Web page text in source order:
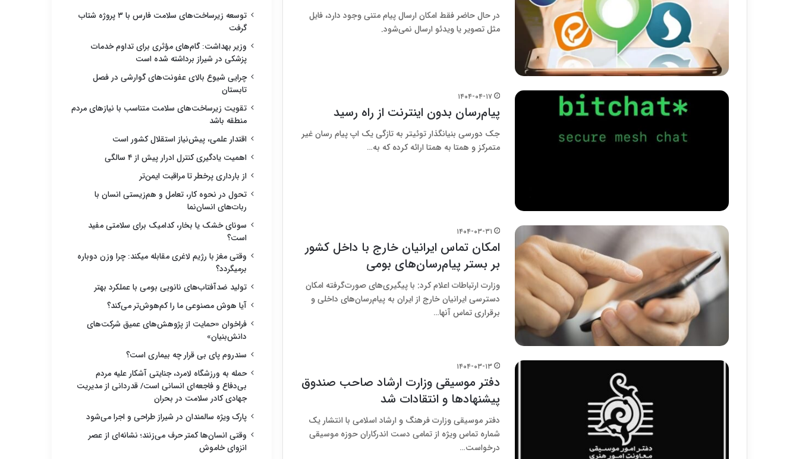
در حال حاضر فقط امکان ارسال پیام متنی وجود دارد، فایل
مثل تصویر یا ویدئو ارسال نمی‌شود.
۱۴۰۴-۰۴-۱۷
پیام‌رسان بدون اینترنت از راه رسید
جک دورسی بنیانگذار توئیتر به تازگی یک اپ پیام رسان غیر
متمرکز و همتا به همتا ارائه کرده که به…
۱۴۰۴-۰۳-۳۱
امکان تماس ایرانیان خارج با داخل کشور
بر بستر پیام‌رسان‌های بومی
وزارت ارتباطات اعلام کرد: با پیگیری‌های صورت‌گرفته امکان
دسترسی ایرانیان خارج از ایران به پیام‌رسان‌های داخلی و
برقراری تماس آنها…
۱۴۰۴-۰۳-۱۳
دفتر موسیقی وزارت ارشاد صاحب صندوق
پیشنهادها و انتقادات شد
دفتر موسیقی وزارت فرهنگ و ارشاد اسلامی با انتشار یک
شماره تماس ویژه از تمامی دست اندرکاران حوزه موسیقی
درخواست…
توسعه زیرساخت‌های سلامت فارس با ۳ پروژه شتاب
گرفت
وزیر بهداشت: گام‌های مؤثری برای تداوم خدمات
پزشکی در شیراز برداشته شده است
چرایی شیوع بالای عفونت‌های گوارشی در فصل
تابستان
تقویت زیرساخت‌های سلامت متناسب با نیازهای مردم
منطقه باشد
اقتدار علمی، پیش‌نیاز استقلال کشور است
اهمیت یادگیری کنترل ادرار پیش از ۴ سالگی
از بارداری پرخطر تا مراقبت ایمن‌تر
تحول در نحوه کار، تعامل و هم‌زیستی انسان با
ربات‌های انسان‌نما
سونای خشک یا بخار، کدامیک برای سلامتی مفید
است؟
وقتی مغز با رژیم لاغری مقابله میکند: چرا وزن دوباره
برمیگردد؟
تولید ضدآفتاب‌های نانویی بومی با عملکرد بهتر
آیا هوش مصنوعی ما را کم‌هوش‌تر می‌کند؟
فراخوان «حمایت از پژوهش‌های عمیق شرکت‌های
دانش‌بنیان»
سندروم پای بی قرار چه بیماری است؟
حمله به ورزشگاه لامرد، جنایتی آشکار علیه مردم
بی‌دفاع و فاجعه‌ای انسانی است/ قدردانی از مدیریت
جهادی کادر سلامت در بحران
پارک ویژه سالمندان در شیراز طراحی و اجرا می‌شود
وقتی انسان‌ها کمتر حرف می‌زنند؛ نشانه‌ای از عصر
انزوای خاموش